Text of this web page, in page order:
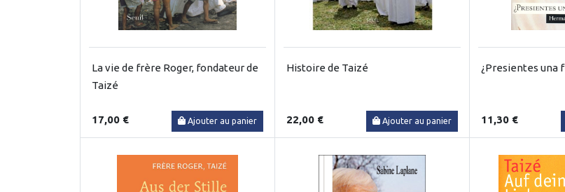
La vie de frère Roger, fondateur de
Taizé
17,00 € Ajouter au panier
Histoire de Taizé
22,00 € Ajouter au panier
¿Presientes una
11,30 €